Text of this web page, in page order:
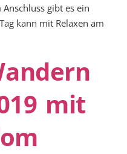
gibt es ein
kann mit Relaxen am
mit